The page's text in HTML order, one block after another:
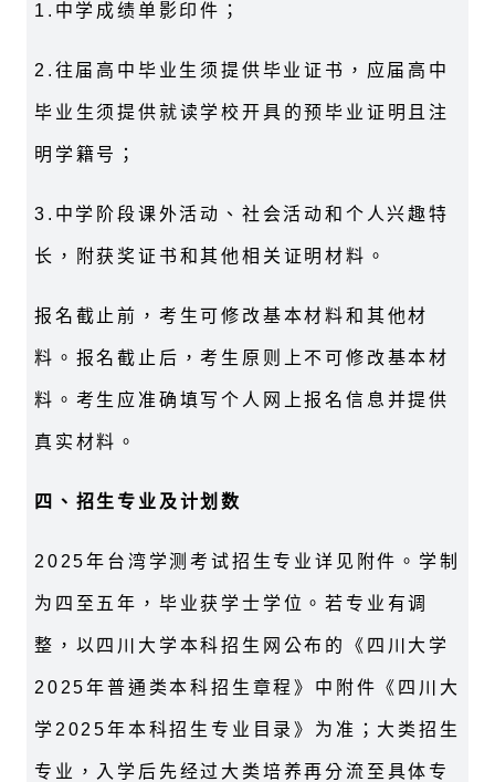
1. 中学成绩单影印件；
2. 往届高中毕业生须提供毕业证书，应届高中
毕业生须提供就读学校开具的预毕业证明且注
明学籍号；
3. 中学阶段课外活动、社会活动和个人兴趣特
长，附获奖证书和其他相关证明材料。
报名截止前，考生可修改基本材料和其他材
料。报名截止后，考生原则上不可修改基本材
料。考生应准确填写个人网上报名信息并提供
真实材料。
四、招生专业及计划数
2025年台湾学测考试招生专业详见附件。学制
为四至五年，毕业获学士学位。若专业有调
整，以四川大学本科招生网公布的《四川大学
2025年普通类本科招生章程》中附件《四川大
学2025年本科招生专业目录》为准；大类招生
专业，入学后先经过大类培养再分流至具体专